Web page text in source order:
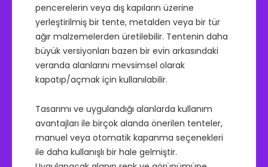
pencerelerin veya dış kapıların üzerine
yerleştirilmiş bir tente, metalden veya bir tür
ağır malzemelerden üretilebilir. Tentenin daha
büyük versiyonları bazen bir evin arkasındaki
veranda alanlarını mevsimsel olarak
kapatıp/açmak için kullanılabilir.
Tasarımı ve uygulandığı alanlarda kullanım
avantajları ile birçok alanda önerilen tenteler,
manuel veya otomatik kapanma seçenekleri
ile daha kullanışlı bir hale gelmiştir.